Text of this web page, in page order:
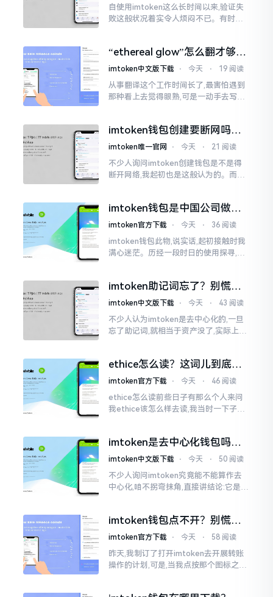
自使用imtoken这么长时间以来,验证失
败这般状况着实令人烦闷不已。有时急
至极点。
“ethereal glow”怎么翻才够味
儿？翻译圈老油条的私房话
imtoken中文版下载 ⋅ 今天 ⋅ 19 阅读
从事翻译这个工作时间长了,最害怕遇到
那种看上去觉得眼熟,可是一动手去写就
imtoken钱包创建要断网吗？
老玩家说说真实情况
imtoken唯一官网 ⋅ 今天 ⋅ 21 阅读
不少人询问imtoken创建钱包是不是得
断开网络,我起初也是这般认为的。而后
人攻击
imtoken钱包是中国公司做的
吗？一文说清楚
imtoken官方下载 ⋅ 今天 ⋅ 36 阅读
imtoken钱包此物,说实话,起初接触时我
满心迷茫。历经一段时日的使用探寻,我
李鹏
imtoken助记词忘了？别慌，
这招能救你
imtoken中文版下载 ⋅ 今天 ⋅ 43 阅读
不少人认为imtoken是去中心化的,一旦
忘了助记词,就相当于资产没了,实际上这
于网络连接状态
ethice怎么读？这词儿到底念
啥，别搞错了
imtoken官方下载 ⋅ 今天 ⋅ 46 阅读
ethice怎么读前些日子有那么个人来问
我ethice该怎么样去读,我当时一下子就
呢拼写方面却少了一个字母
imtoken是去中心化钱包吗？
看完这篇不踩坑
imtoken中文版下载 ⋅ 今天 ⋅ 50 阅读
不少人询问imtoken究竟能不能算作去
中心化,咱不拐弯抹角,直接讲结论:它是一
imtoken钱包点不开？别慌，
试试这几招
imtoken官方下载 ⋅ 今天 ⋅ 58 阅读
昨天,我制订了打开imtoken去开展转账
操作的计划,可是,当我点按那个图标之后,